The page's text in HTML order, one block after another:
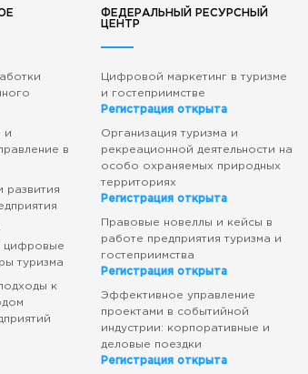
и
в
развития
цифровые
туризма
к
ФЕДЕРАЛЬНЫЙ РЕСУРСНЫЙ
ЦЕНТР
Цифровой маркетинг в туризме
и гостеприимстве
Регистрация открыта
Организация туризма и
рекреационной деятельности на
особо охраняемых природных
территориях
Регистрация открыта
Правовые новеллы и кейсы в
работе предприятия туризма и
гостеприимства
Регистрация открыта
Эффективное управление
проектами в событийной
индустрии: корпоративные и
деловые поездки
Регистрация открыта